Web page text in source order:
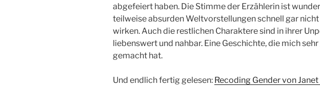
abgefeiert haben. Die Stimme der Erzählerin ist
teilweise absurden Weltvorstellungen schnell gar nicht
wirken. Auch die restlichen Charaktere sind in ihrer
liebenswert und nahbar. Eine Geschichte, die mich
gemacht hat.
Und endlich fertig gelesen: Recoding Gender von